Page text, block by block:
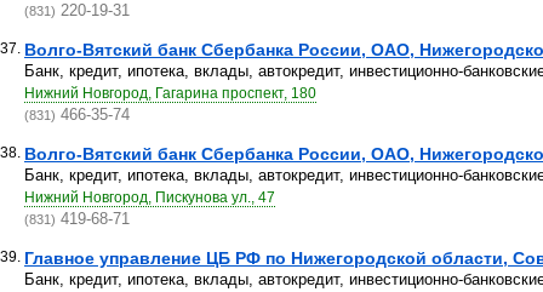
(831) 220-19-31
Волго-Вятский банк Сбербанка России, ОАО,
Банк, кредит, ипотека, вклады, автокредит, инвестиционно-
Нижний Новгород, Гагарина проспект, 180
(831) 466-35-74
Волго-Вятский банк Сбербанка России, ОАО,
Банк, кредит, ипотека, вклады, автокредит, инвестиционно-
Нижний Новгород, Пискунова ул., 47
(831) 419-68-71
Главное управление ЦБ РФ по Нижегородской области,
Банк, кредит, ипотека, вклады, автокредит, инвестиционно-